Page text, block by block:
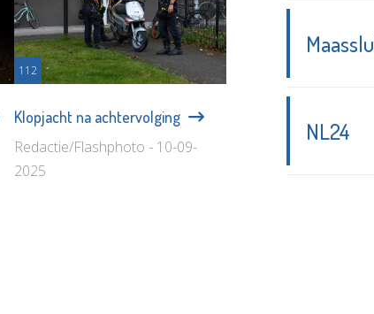
112
Klopjacht na achtervolging
Redactie/Flashphoto - 10-09-
2025
NL24